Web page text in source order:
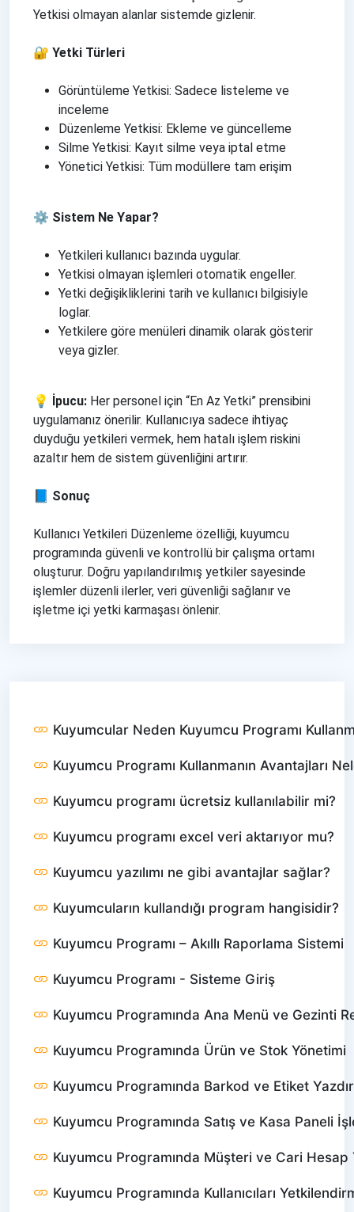
Yetkisi olmayan alanlar sistemde gizlenir.
🔐 Yetki Türleri
Görüntüleme Yetkisi: Sadece listeleme ve
inceleme
Düzenleme Yetkisi: Ekleme ve güncelleme
Silme Yetkisi: Kayıt silme veya iptal etme
Yönetici Yetkisi: Tüm modüllere tam erişim
⚙️ Sistem Ne Yapar?
Yetkileri kullanıcı bazında uygular.
Yetkisi olmayan işlemleri otomatik engeller.
Yetki değişikliklerini tarih ve kullanıcı bilgisiyle
loglar.
Yetkilere göre menüleri dinamik olarak gösterir
veya gizler.
💡 İpucu: Her personel için “En Az Yetki” prensibini
uygulamanız önerilir. Kullanıcıya sadece ihtiyaç
duyduğu yetkileri vermek, hem hatalı işlem riskini
azaltır hem de sistem güvenliğini artırır.
📘 Sonuç
Kullanıcı Yetkileri Düzenleme özelliği, kuyumcu
programında güvenli ve kontrollü bir çalışma ortamı
oluşturur. Doğru yapılandırılmış yetkiler sayesinde
işlemler düzenli ilerler, veri güvenliği sağlanır ve
işletme içi yetki karmaşası önlenir.
Kuyumcular Neden Kuyumcu Programı
Kuyumcu Programı Kullanmanın Avantajları
Kuyumcu programı ücretsiz kullanılabilir mi?
Kuyumcu programı excel veri aktarıyor mu?
Kuyumcu yazılımı ne gibi avantajlar sağlar?
Kuyumcuların kullandığı program hangisidir?
Kuyumcu Programı – Akıllı Raporlama Sistemi
Kuyumcu Programı - Sisteme Giriş
Kuyumcu Programında Ana Menü ve Gezinti
Kuyumcu Programında Ürün ve Stok Yönetimi
Kuyumcu Programında Barkod ve Etiket
Kuyumcu Programında Satış ve Kasa Paneli
Kuyumcu Programında Müşteri ve Cari Hesap
Kuyumcu Programında Kullanıcıları